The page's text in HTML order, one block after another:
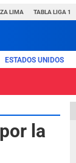
LIMA TABLA LIGA 1
ESTADOS UNIDOS
la